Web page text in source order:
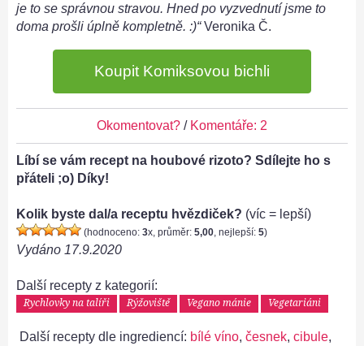
je to se správnou stravou. Hned po vyzvednutí jsme to
doma prošli úplně kompletně. :)“Veronika Č.
Koupit Komiksovou bichli
Okomentovat? / Komentáře: 2
Líbí se vám recept na houbové rizoto? Sdílejte ho s
přáteli ;o) Díky!
Kolik byste dal/a receptu hvězdiček? (víc = lepší)
(hodnoceno: 3x, průměr: 5,00 , nejlepší: 5)
Vydáno 17.9.2020
Další recepty z kategorií:
Rychlovky na talíři
Rýžoviště Vegano mánie Vegetariáni
Další recepty dle ingrediencí: bílé víno, česnek, cibule,